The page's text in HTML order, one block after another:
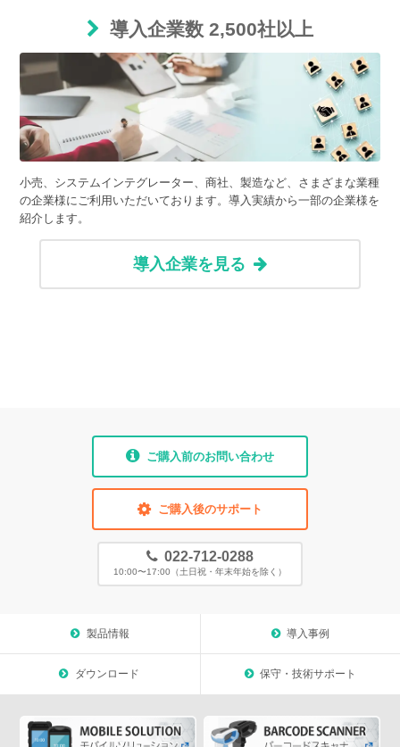
導入企業数 2,500社以上
小売、システムインテグレーター、商社、製造など、さまざまな業種
の企業様にご利用いただいております。導入実績から一部の企業様を
紹介します。
導入企業を見る
ご購入前のお問い合わせ
ご購入後のサポート
022-712-0288
10:00〜17:00（土日祝・年末年始を除く）
製品情報 導入事例
ダウンロード 保守・技術サポート